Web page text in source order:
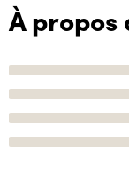
À